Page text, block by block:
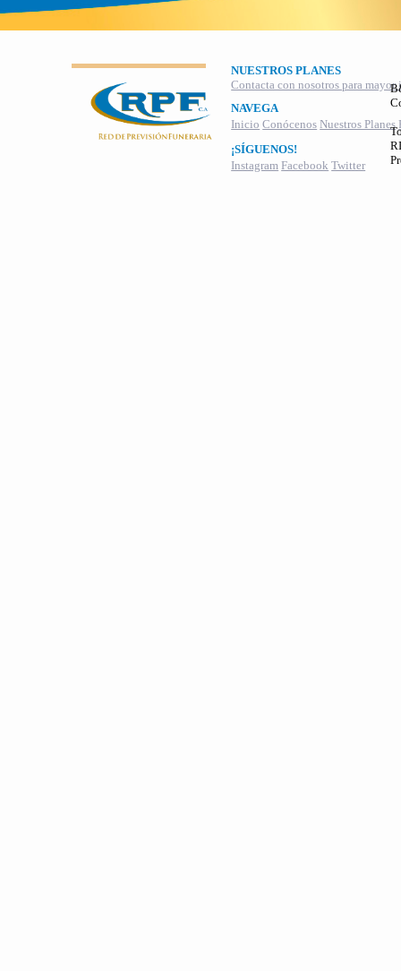
NUESTROS PLANES
Contacta con nosotros para
NAVEGA
Inicio Conócenos Nuestros Planes
¡SÍGUENOS!
Instagram Facebook Twitter